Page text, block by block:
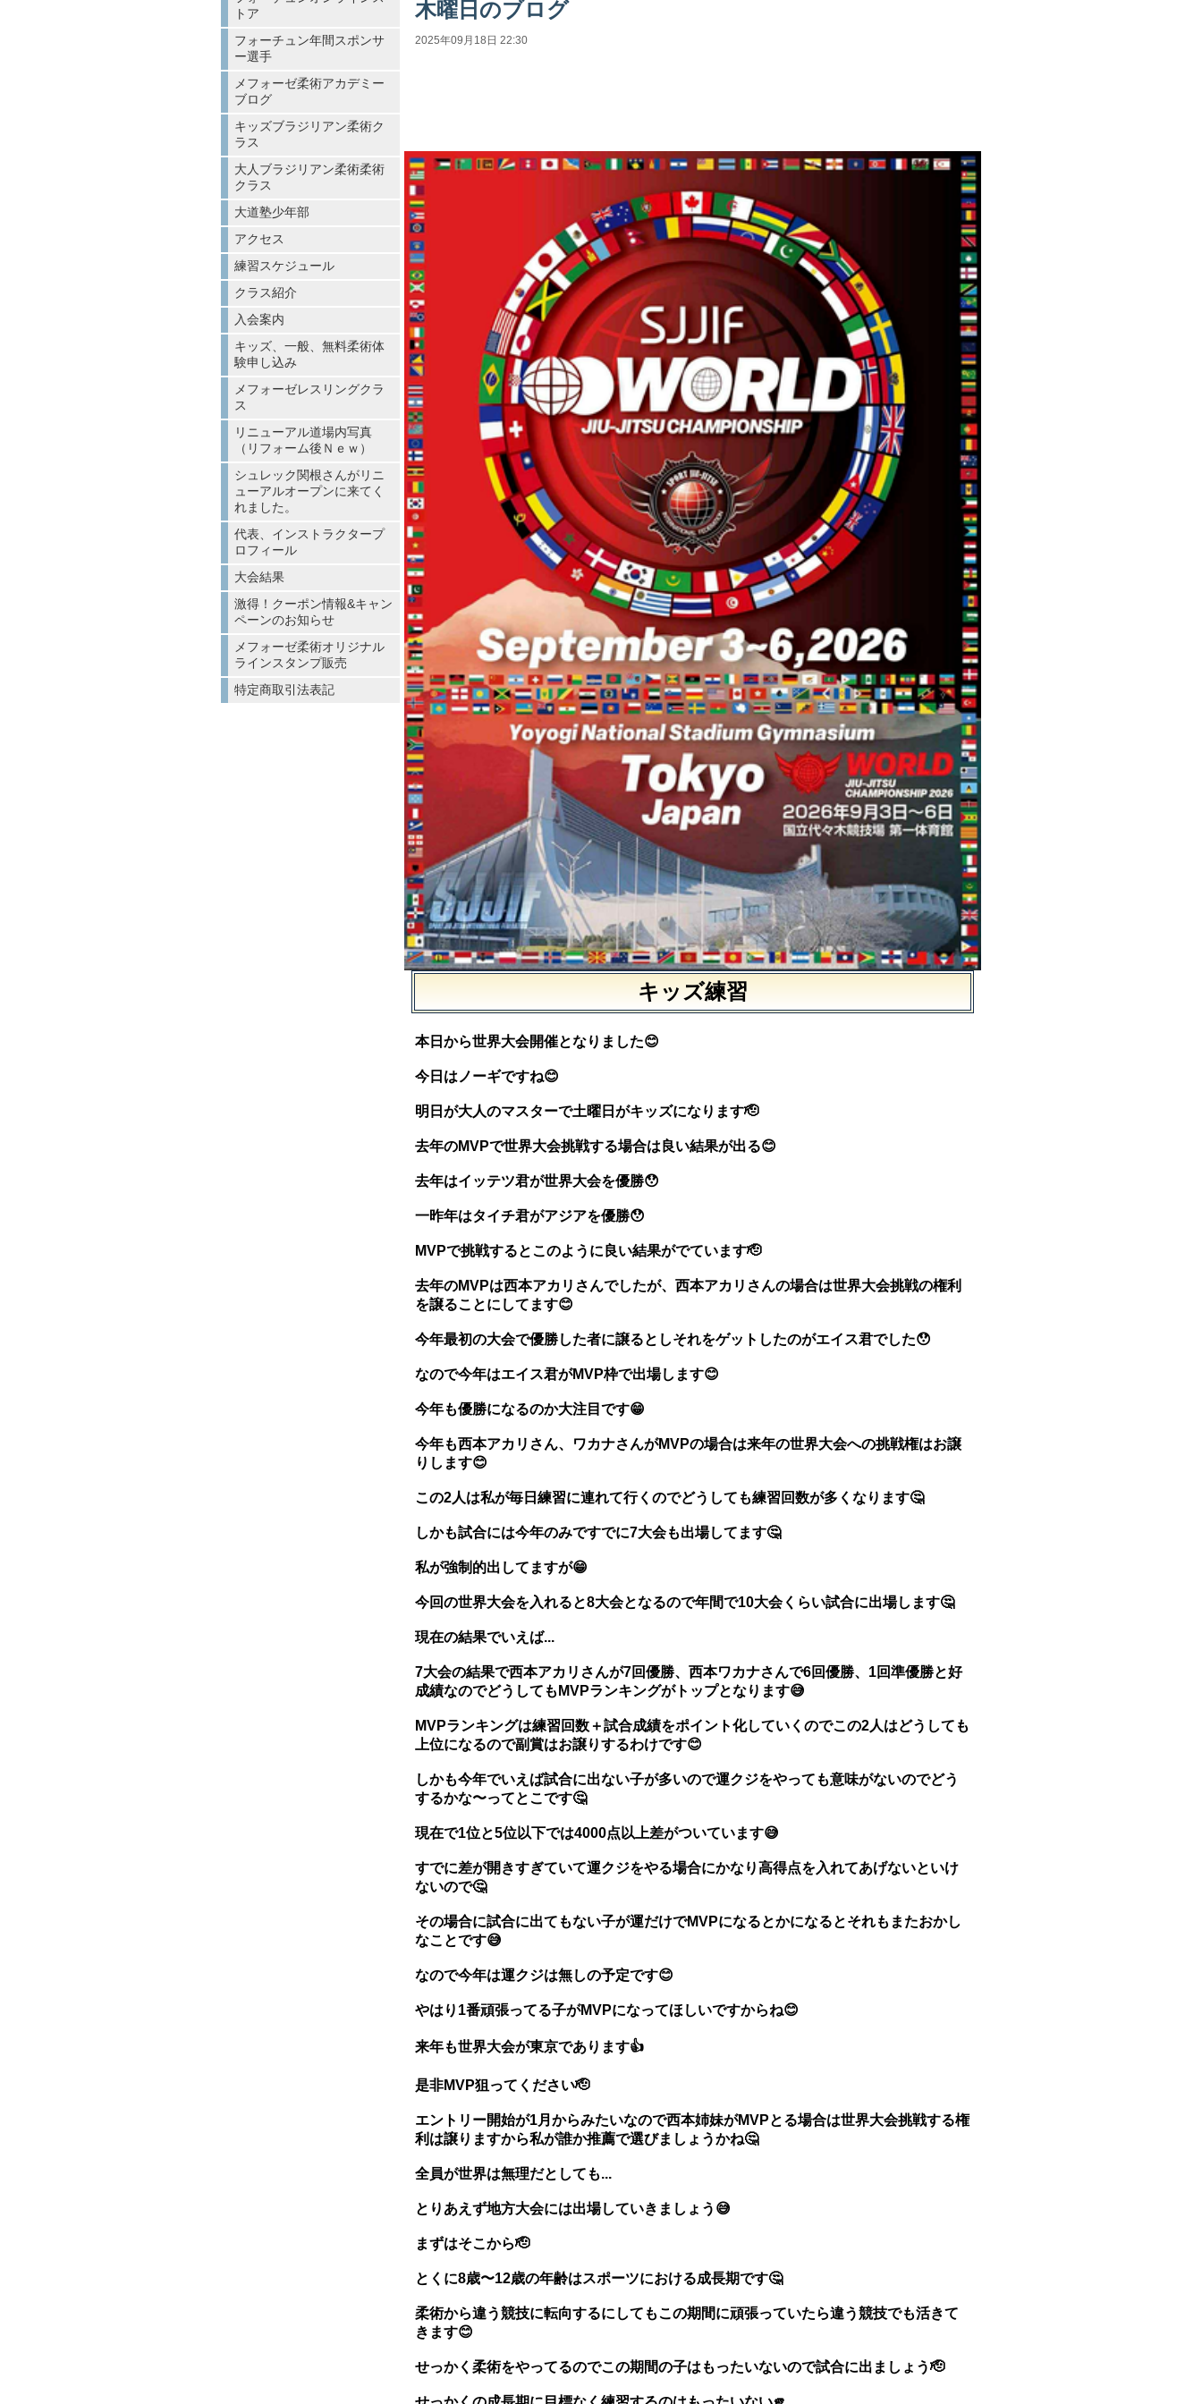
木曜日のブログ
2025年09月18日 22:30
キッズ練習
本日から世界大会開催となりました😊
今日はノーギですね😊
明日が大人のマスターで土曜日がキッズになります🫡
去年のMVPで世界大会挑戦する場合は良い結果が出る😊
去年はイッテツ君が世界大会を優勝😯
一昨年はタイチ君がアジアを優勝😯
MVPで挑戦するとこのように良い結果がでています🫡
去年のMVPは西本アカリさんでしたが、西本アカリさんの場合は世界大会挑戦の権利
を譲ることにしてます😊
今年最初の大会で優勝した者に譲るとしそれをゲットしたのがエイス君でした😯
なので今年はエイス君がMVP枠で出場します😊
今年も優勝になるのか大注目です😁
今年も西本アカリさん、ワカナさんがMVPの場合は来年の世界大会への挑戦権はお譲
りします😊
この2人は私が毎日練習に連れて行くのでどうしても練習回数が多くなります🤔
しかも試合には今年のみですでに7大会も出場してます🤔
私が強制的出してますが😁
今回の世界大会を入れると8大会となるので年間で10大会くらい試合に出場します🤔
現在の結果でいえば...
7大会の結果で西本アカリさんが7回優勝、西本ワカナさんで6回優勝、1回準優勝と好
成績なのでどうしてもMVPランキングがトップとなります😅
MVPランキングは練習回数＋試合成績をポイント化していくのでこの2人はどうしても
上位になるので副賞はお譲りするわけです😊
しかも今年でいえば試合に出ない子が多いので運クジをやっても意味がないのでどう
するかな〜ってとこです🤔
現在で1位と5位以下では4000点以上差がついています😅
すでに差が開きすぎていて運クジをやる場合にかなり高得点を入れてあげないといけ
ないので🤔
その場合に試合に出てもない子が運だけでMVPになるとかになるとそれもまたおかし
なことです😅
なので今年は運クジは無しの予定です😊
やはり1番頑張ってる子がMVPになってほしいですからね😊
来年も世界大会が東京であります👍
是非MVP狙ってください🫡
エントリー開始が1月からみたいなので西本姉妹がMVPとる場合は世界大会挑戦する権
利は譲りますから私が誰か推薦で選びましょうかね🤔
全員が世界は無理だとしても...
とりあえず地方大会には出場していきましょう😅
まずはそこから🫡
とくに8歳〜12歳の年齢はスポーツにおける成長期です🤔
柔術から違う競技に転向するにしてもこの期間に頑張っていたら違う競技でも活きて
きます😊
せっかく柔術をやってるのでこの期間の子はもったいないので試合に出ましょう🫡
トア
フォーチュン年間スポンサ
ー選手
メフォーゼ柔術アカデミー
ブログ
キッズブラジリアン柔術ク
ラス
大人ブラジリアン柔術柔術
クラス
大道塾少年部
アクセス
練習スケジュール
クラス紹介
入会案内
キッズ、一般、無料柔術体
験申し込み
メフォーゼレスリングクラ
ス
リニューアル道場内写真
（リフォーム後Ｎｅｗ）
シュレック関根さんがリニ
ューアルオープンに来てく
れました。
代表、インストラクタープ
ロフィール
大会結果
激得！クーポン情報&キャン
ペーンのお知らせ
メフォーゼ柔術オリジナル
ラインスタンプ販売
特定商取引法表記